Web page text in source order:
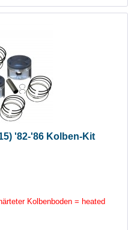
'82-'86 Kolben-Kit
Kolbenboden = heated